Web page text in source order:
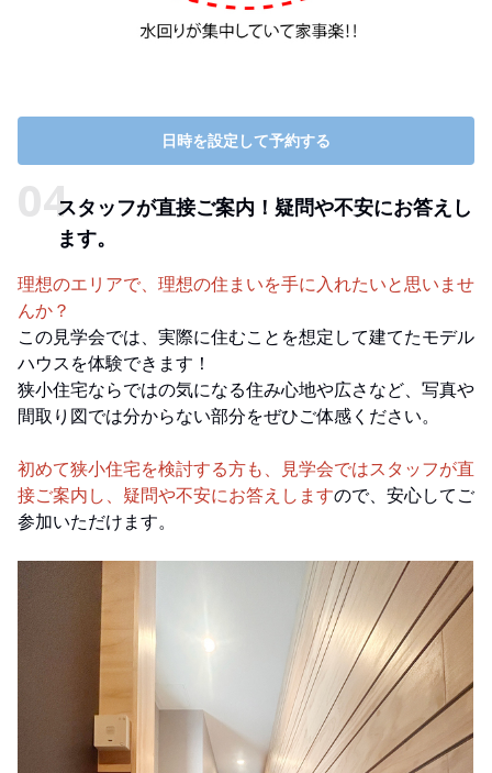
日時を設定して予約する
スタッフが直接ご案内！疑問や不安にお答えし
ます。
理想のエリアで、理想の住まいを手に入れたいと思いませ
んか？
この見学会では、実際に住むことを想定して建てたモデル
ハウスを体験できます！
狭小住宅ならではの気になる住み心地や広さなど、写真や
間取り図では分からない部分をぜひご体感ください。
初めて狭小住宅を検討する方も、見学会ではスタッフが直
接ご案内し、疑問や不安にお答えしますので、安心してご
参加いただけます。